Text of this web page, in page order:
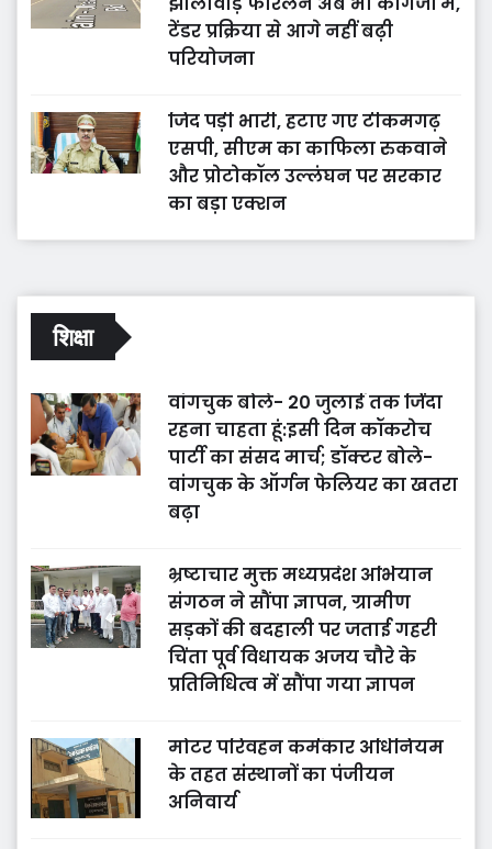
टेंडर प्रक्रिया से आगे नहीं बढ़ी
परियोजना
जिद पड़ी भारी, हटाए गए टीकमगढ़
एसपी, सीएम का काफिला रुकवाने
और प्रोटोकॉल उल्लंघन पर सरकार
का बड़ा एक्शन
शिक्षा
वांगचुक बोले- 20 जुलाई तक जिंदा
रहना चाहता हूं:इसी दिन कॉकरोच
पार्टी का संसद मार्च; डॉक्टर बोले-
वांगचुक के ऑर्गन फेलियर का खतरा
बढ़ा
भ्रष्टाचार मुक्त मध्यप्रदेश अभियान
संगठन ने सौंपा ज्ञापन, ग्रामीण
सड़कों की बदहाली पर जताई गहरी
चिंता पूर्व विधायक अजय चौरे के
प्रतिनिधित्व में सौंपा गया ज्ञापन
मोटर परिवहन कर्मकार अधिनियम
के तहत संस्थानों का पंजीयन
अनिवार्य